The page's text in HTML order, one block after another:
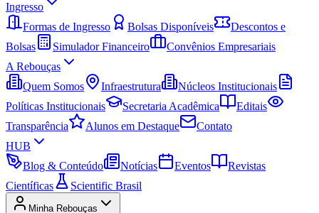
Ingresso
Formas de Ingresso
Bolsas Disponíveis
Descontos e
Bolsas
Simulador Financeiro
Convênios Empresariais
A Rebouças
Quem Somos
Infraestrutura
Núcleos Institucionais
Políticas Institucionais
Secretaria Acadêmica
Editais
Transparência
Alunos em Destaque
Contato
HUB
Blog & Conteúdo
Notícias Eventos
Revistas
Científicas
Scientific Brasil
Minha Rebouças